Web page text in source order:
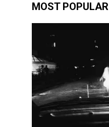
MOST POPULAR